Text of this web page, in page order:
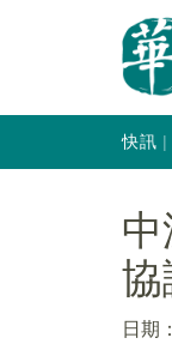
快訊
協
日期：